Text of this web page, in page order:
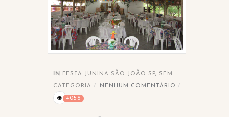
IN FESTA JUNINA SÃO JOÃO SP, SEM
CATEGORIA NENHUM COMENTÁRIO
4056